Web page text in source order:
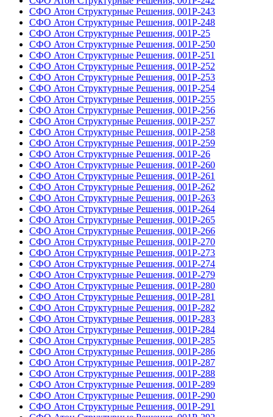
СФО Атон Структурные Решения, 001Р-243
СФО Атон Структурные Решения, 001Р-248
СФО Атон Структурные Решения, 001Р-25
СФО Атон Структурные Решения, 001Р-250
СФО Атон Структурные Решения, 001Р-251
СФО Атон Структурные Решения, 001Р-252
СФО Атон Структурные Решения, 001Р-253
СФО Атон Структурные Решения, 001Р-254
СФО Атон Структурные Решения, 001Р-255
СФО Атон Структурные Решения, 001Р-256
СФО Атон Структурные Решения, 001Р-257
СФО Атон Структурные Решения, 001Р-258
СФО Атон Структурные Решения, 001Р-259
СФО Атон Структурные Решения, 001Р-26
СФО Атон Структурные Решения, 001Р-260
СФО Атон Структурные Решения, 001Р-261
СФО Атон Структурные Решения, 001Р-262
СФО Атон Структурные Решения, 001Р-263
СФО Атон Структурные Решения, 001Р-264
СФО Атон Структурные Решения, 001Р-265
СФО Атон Структурные Решения, 001Р-266
СФО Атон Структурные Решения, 001Р-270
СФО Атон Структурные Решения, 001Р-273
СФО Атон Структурные Решения, 001Р-274
СФО Атон Структурные Решения, 001Р-279
СФО Атон Структурные Решения, 001Р-280
СФО Атон Структурные Решения, 001Р-281
СФО Атон Структурные Решения, 001Р-282
СФО Атон Структурные Решения, 001Р-283
СФО Атон Структурные Решения, 001Р-284
СФО Атон Структурные Решения, 001Р-285
СФО Атон Структурные Решения, 001Р-286
СФО Атон Структурные Решения, 001Р-287
СФО Атон Структурные Решения, 001Р-288
СФО Атон Структурные Решения, 001Р-289
СФО Атон Структурные Решения, 001Р-290
СФО Атон Структурные Решения, 001Р-291